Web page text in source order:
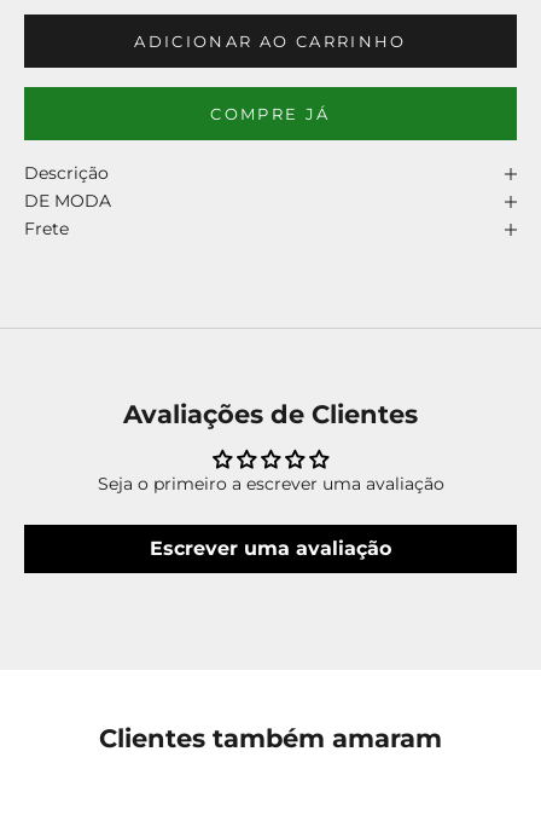
ADICIONAR AO CARRINHO
COMPRE JÁ
Descrição
DE MODA
Frete
Avaliações de Clientes
Seja o primeiro a escrever uma avaliação
Escrever uma avaliação
Clientes também amaram